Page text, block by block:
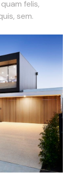
felis,
sem.